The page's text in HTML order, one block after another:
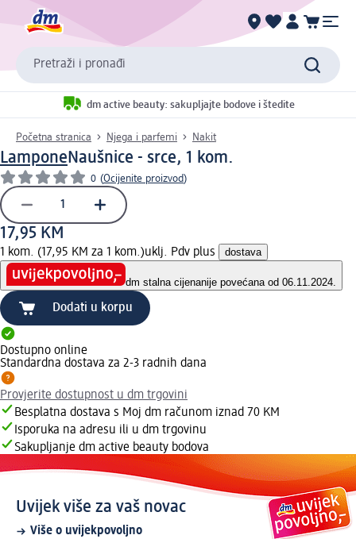
Pretraži i pronađi
dm active beauty: sakupljajte bodove i štedite
Početna stranica Njega i parfemi Nakit
LamponeNaušnice - srce, 1 kom.
0 (Ocijenite proizvod)
17,95 KM
1 kom. (17,95 KM za 1 kom.)uklj. Pdv plus dostava
dm stalna cijenanije povećana od 06.11.2024.
Dodati u korpu
Dostupno online
Standardna dostava za 2-3 radnih dana
Provjerite dostupnost u dm trgovini
Besplatna dostava s Moj dm računom iznad 70 KM
Isporuka na adresu ili u dm trgovinu
Sakupljanje dm active beauty bodova
Uvijek više za vaš novac
Više o uvijekpovoljno